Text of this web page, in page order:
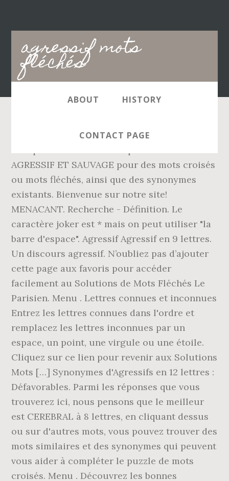
agressif mots
fléchés
Main
navigation
ABOUT HISTORY
CONTACT PAGE
Tapez un point pour chaque lettre
AGRESSIF ET SAUVAGE pour des mots croisés
ou mots fléchés, ainsi que des synonymes
existants. Bienvenue sur notre site!
MENACANT. Recherche - Définition. Le
caractère joker est * mais on peut utiliser "la
barre d'espace". Agressif Agressif en 9 lettres.
Un discours agressif. N’oubliez pas d’ajouter
cette page aux favoris pour accéder
facilement au Solutions de Mots Fléchés Le
Parisien. Menu . Lettres connues et inconnues
Entrez les lettres connues dans l'ordre et
remplacez les lettres inconnues par un
espace, un point, une virgule ou une étoile.
Cliquez sur ce lien pour revenir aux Solutions
Mots […] Synonymes d'Agressifs en 12 lettres :
Défavorables. Parmi les réponses que vous
trouverez ici, nous pensons que le meilleur
est CEREBRAL à 8 lettres, en cliquant dessus
ou sur d'autres mots, vous pouvez trouver des
mots similaires et des synonymes qui peuvent
vous aider à compléter le puzzle de mots
croisés. Menu . Découvrez les bonnes